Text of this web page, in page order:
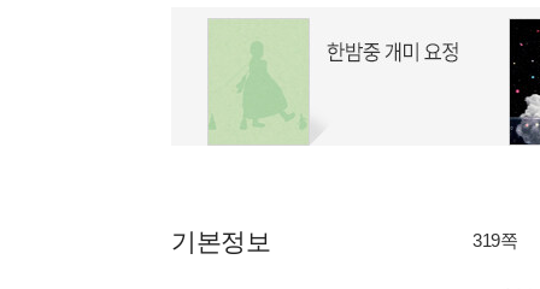
기본정보 319쪽